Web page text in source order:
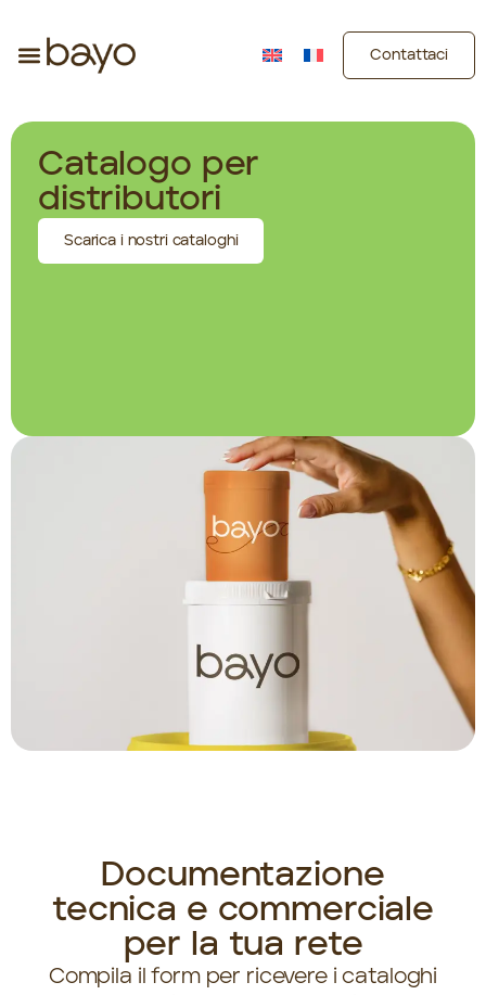
Contattaci
Catalogo per
distributori
Scarica i nostri cataloghi
Documentazione
tecnica e commerciale
per la tua rete
Compila il form per ricevere i cataloghi